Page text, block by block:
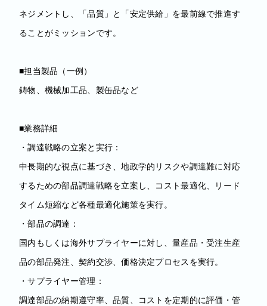
ネジメントし、「品質」と「安定供給」を最前線で推進す
ることがミッションです。
■担当製品（一例）
鋳物、機械加工品、製缶品など
■業務詳細
・調達戦略の立案と実行：
中長期的な視点に基づき、地政学的リスクや調達難に対応
するための部品調達戦略を立案し、コスト最適化、リード
タイム短縮など各種最適化施策を実行。
・部品の調達：
国内もしくは海外サプライヤーに対し、量産品・受注生産
品の部品発注、契約交渉、価格決定プロセスを実行。
・サプライヤー管理：
調達部品の納期遵守率、品質、コストを定期的に評価・管